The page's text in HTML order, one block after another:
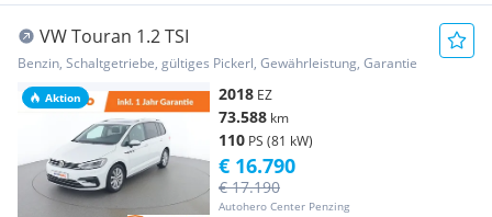
Aktion
VW Touran 1.2 TSI
Benzin, Schaltgetriebe, gültiges Pickerl, Gewährleistung, Garantie
2018 EZ
73.588 km
110 PS (81 kW)
Autohero Center Penzing
€ 17.190
€ 16.790